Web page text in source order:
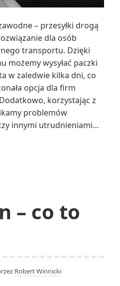
– przesyłki drogą
dla osób
transportu. Dzięki
możemy wysyłać paczki
w zaledwie kilka dni, co
opcja dla firm
korzystając z
problemów
innymi utrudnieniami…
– co to
Robert Winnicki